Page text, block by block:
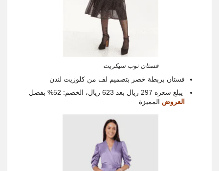
فستان توب سيكريت
فستان بربطة خصر بتصميم لف من كلوزيت لندن
يبلغ سعره 297 ريال بعد 623 ريال، الخصم: 52% بفضل
العروض المميزة